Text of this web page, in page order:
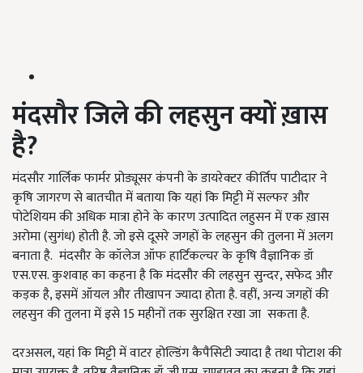
मंदसौरजिलेकीलहसुन क्योंख़ास
है?
मंदसौर गार्लिक फार्मर प्रोड्यूसर कंपनी के डायरेक्टर कीर्तिप पाटीदार ने
कृषि जागरण से बातचीत में बताया कि यहां कि मिट्टी में सल्फर और
पोटेशियम की अधिक मात्रा होने के कारण उत्पादित लहुसन में एक ख़ास
अरोमा (सुगंध) होती है. जो इसे दूसरे जगहों के लहसुन की तुलना में अलग
बनाता है. मंदसौर के कॉलेज ऑफ हार्टिकल्चर के कृषि वैज्ञानिक डॉ
एस.एस. कुशवाह का कहना है कि मंदसौर की लहसुन सुन्दर, सफेद और
कड़क है, इसमें ऑयल और तीखापन ज्यादा होता है. वहीं, अन्य जगहों की
लहसुन की तुलना में इसे 15 महीनों तक सुरक्षित रखा जा सकता है.
दरअसल, यहां कि मिट्टी में वाटर होल्डिंग कैपैसिटी ज्यादा है तथा पोटाश की